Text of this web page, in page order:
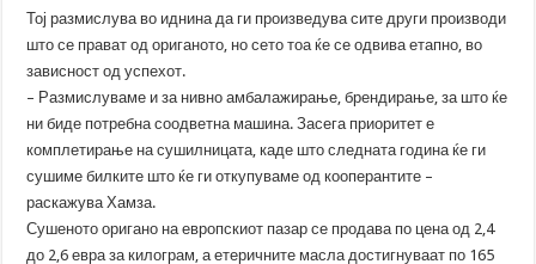
Тој размислува во иднина да ги произведува сите други производи
што се прават од ориганото, но сето тоа ќе се одвива етапно, во
зависност од успехот.
– Размислуваме и за нивно амбалажирање, брендирање, за што ќе
ни биде потребна соодветна машина. Засега приоритет е
комплетирање на сушилницата, каде што следната година ќе ги
сушиме билките што ќе ги откупуваме од кооперантите –
раскажува Хамза.
Сушеното оригано на европскиот пазар се продава по цена од 2,4
до 2,6 евра за килограм, а етеричните масла достигнуваат по 165